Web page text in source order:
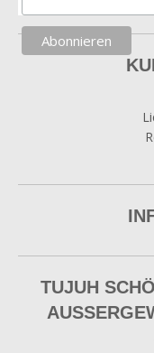
TUJUH